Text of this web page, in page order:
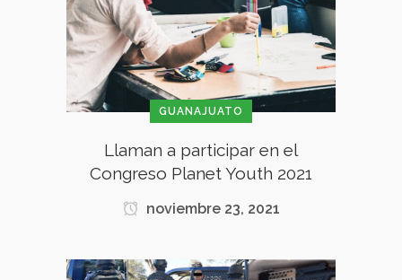
GUANAJUATO
Llaman a participar en el
Congreso Planet Youth 2021
noviembre 23, 2021